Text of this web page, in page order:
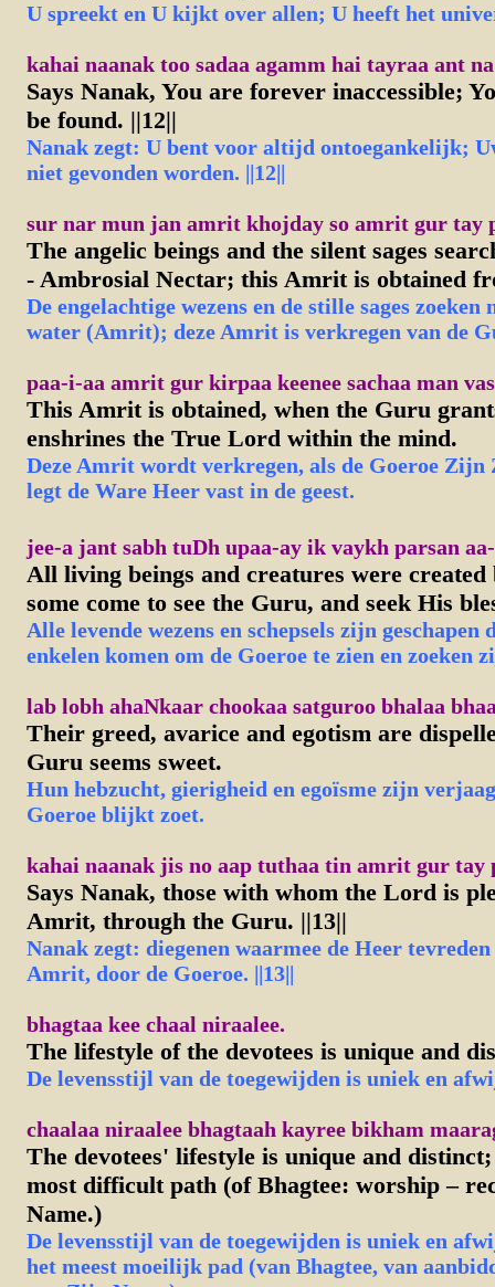
U spreekt en U kijkt over allen; U heeft het
kahai naanak too sadaa agamm hai tayraa ant
Says Nanak, You are forever inaccessible;
be found. ||12||
Nanak zegt: U bent voor altijd ontoegankelijk;
niet gevonden worden. ||12||
sur nar mun jan amrit khojday so amrit gur tay
The angelic beings and the silent sages
- Ambrosial Nectar; this Amrit is obtained
De engelachtige wezens en de stille sages zoeken
water (Amrit); deze Amrit is verkregen van de
paa-i-aa amrit gur kirpaa keenee sachaa man
This Amrit is obtained, when the Guru
enshrines the True Lord within the mind.
Deze Amrit wordt verkregen, als de Goeroe Zijn
legt de Ware Heer vast in de geest.
jee-a jant sabh tuDh upaa-ay ik vaykh parsan
All living beings and creatures were created
some come to see the Guru, and seek His
Alle levende wezens en schepsels zijn geschapen
enkelen komen om de Goeroe te zien en zoeken
lab lobh ahaNkaar chookaa satguroo bhalaa
Their greed, avarice and egotism are
Guru seems sweet.
Hun hebzucht, gierigheid en egoïsme zijn
Goeroe blijkt zoet.
kahai naanak jis no aap tuthaa tin amrit gur tay
Says Nanak, those with whom the Lord is
Amrit, through the Guru. ||13||
Nanak zegt: diegenen waarmee de Heer
Amrit, door de Goeroe. ||13||
bhagtaa kee chaal niraalee.
The lifestyle of the devotees is unique and
De levensstijl van de toegewijden is uniek en
chaalaa niraalee bhagtaah kayree bikham
The devotees' lifestyle is unique and
most difficult path (of Bhagtee: worship –
Name.)
De levensstijl van de toegewijden is uniek en
het meest moeilijk pad (van Bhagtee, van